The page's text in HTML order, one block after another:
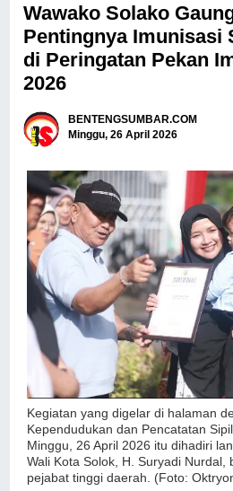
Wawako Solako
Pentingnya Imunisasi
di Peringatan Pekan
2026
BENTENGSUMBAR.COM
Minggu, 26 April 2026
Kegiatan yang digelar di halaman
Kependudukan dan Pencatatan
Minggu, 26 April 2026 itu dihadiri
Wali Kota Solok, H. Suryadi Nurdal,
pejabat tinggi daerah. (Foto: